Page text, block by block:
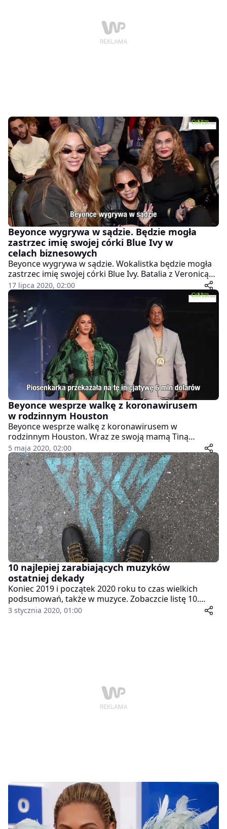
Beyonce wygrywa w sądzie. Będzie mogła
zastrzec imię swojej córki Blue Ivy w
celach biznesowych
Beyonce wygrywa w sądzie. Wokalistka będzie mogła
zastrzec imię swojej córki Blue Ivy. Batalia z Veronicą
Morales, właścicielką firmy eventowej Blue Ivy, trwa już
dłuższy czas. Kobieta oskarżała Beyonce o oszustwo i
twierdziła, że nazwy będą zbyt mylące dla jej klientów.
Jej argumenty uciął jednak urząd patentowy. Nie ma
przeciwwskazań, by przyszłe biznesy gwiazdy
nazywały się imieniem jej córki. Pociecha znanej pary
dziś ma już 8 lat.
17 lipca 2020, 02:00
Beyonce wesprze walkę z koronawirusem
w rodzinnym Houston
Beyonce wesprze walkę z koronawirusem w
rodzinnym Houston. Wraz ze swoją mamą Tiną
Knowles Lawson zorganizowały specjalną inicjatywę za
pośrednictwem organizacji BeyGOOD. #IDidMyPart
ma zachęcić społeczność osób czarnoskórych do
dbania o swoje bezpieczeństwo. Organizacja zapewni
1000 testów, masek ochronnych, rękawiczek oraz
witamin i środków czystości. W ramach BeyGOOD
powstał również fundusz dla pracowników służby
zdrowia oraz osób dotkniętych pandemią.
Piosenkarka przekazała na tę inicjatywę 6 mln
dolarów.
5 maja 2020, 02:00
10 najlepiej zarabiających muzyków
ostatniej dekady
Koniec 2019 i początek 2020 roku to czas wielkich
podsumowań, także w muzyce. Zobaczcie listę 10.
najlepiej zarabiających muzyków ostatniej dekady i ile
3 stycznia 2020, 01:00